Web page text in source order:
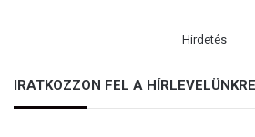
Hirdetés
IRATKOZZON FEL A